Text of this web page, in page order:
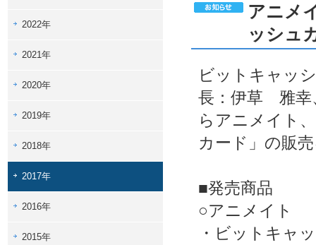
2022年
2021年
2020年
2019年
2018年
2017年
2016年
2015年
アニメ
ッシュ
ビットキャッ
長：伊草 雅幸
らアニメイト
カード」の販
■発売商品
○アニメイト
・ビットキャ